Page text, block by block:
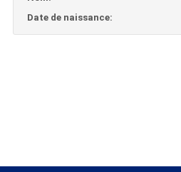
Date de naissance: